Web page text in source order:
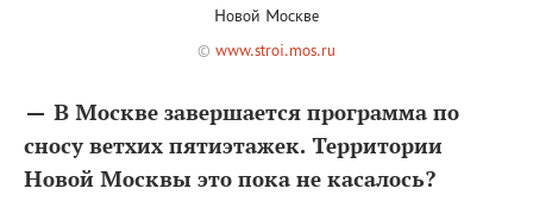
Новой Москве
© www.stroi.mos.ru
— В Москве завершается программа по
сносу ветхих пятиэтажек. Территории
Новой Москвы это пока не касалось?